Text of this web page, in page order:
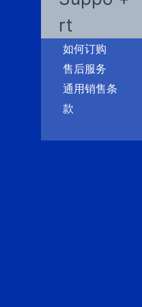
rt
如何订购
售后服务
通用销售条
款